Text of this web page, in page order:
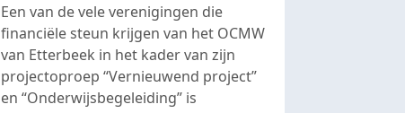
Een van de vele verenigingen die
financiële steun krijgen van het OCMW
van Etterbeek in het kader van zijn
projectoproep “Vernieuwend project”
en “Onderwijsbegeleiding” is